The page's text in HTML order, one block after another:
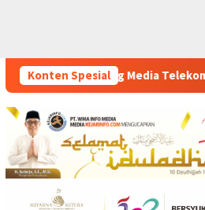
Konten SpesialJadi Sorotan Pelanggan